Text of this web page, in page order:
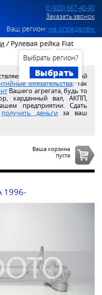
8 (920) 667-40-90
Заказать звонок
Ваш регион: не определён
Выбрать регион?
Выбрать
/ Рулевая рейка Fiat
доставкупо всей
обязательства. Так
Вашего агрегата, будь то
карданный вал, АКПП,
предприятии. Сдать
получить деньгиза ваш
Ваша корзина
пуста
1996-